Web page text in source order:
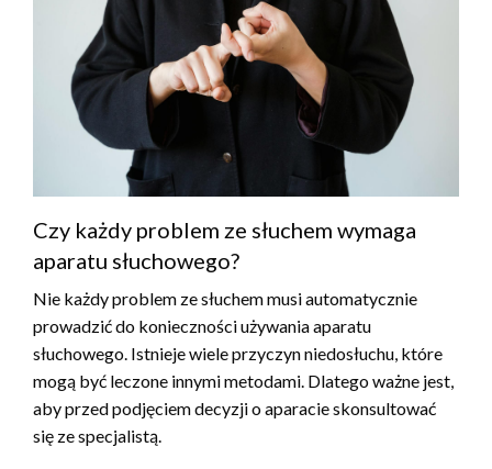
Czy każdy problem ze słuchem wymaga
aparatu słuchowego?
Nie każdy problem ze słuchem musi automatycznie
prowadzić do konieczności używania aparatu
słuchowego. Istnieje wiele przyczyn niedosłuchu, które
mogą być leczone innymi metodami. Dlatego ważne jest,
aby przed podjęciem decyzji o aparacie skonsultować
się ze specjalistą.